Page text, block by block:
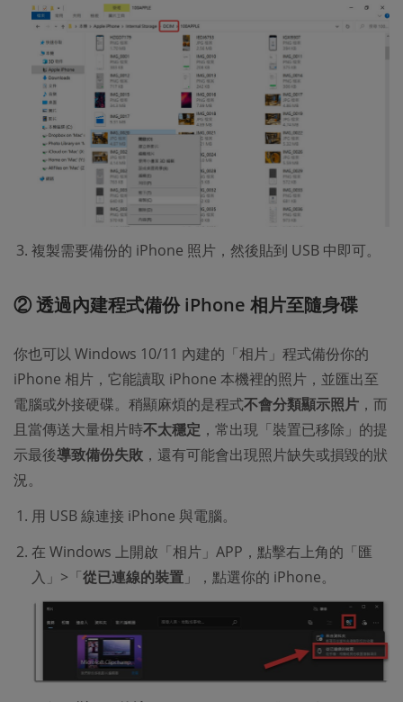
複製需要備份的 iPhone 照片，然後貼到 USB 中即可。
② 透過內建程式備份 iPhone 相片至隨身碟
你也可以 Windows 10/11 內建的「相片」程式備份你的
iPhone 相片，它能讀取 iPhone 本機裡的照片，並匯出至
電腦或外接硬碟。稍顯麻煩的是程式不會分類顯示照片 ，而
且當傳送大量相片時不太穩定 ，常出現「裝置已移除」的提
示最後導致備份失敗 ，還有可能會出現照片缺失或損毀的狀
況。
用 USB 線連接 iPhone 與電腦。
在 Windows 上開啟「相片」APP，點擊右上角的「匯
入」>「從已連線的裝置 」，點選你的 iPhone。